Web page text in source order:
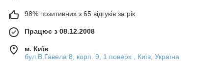
98% позитивних з 65 відгуків за рік
Працює з 08.12.2008
м. Київ
бул.В.Гавела 8, корп. 9, 1 поверх , Київ, Україна